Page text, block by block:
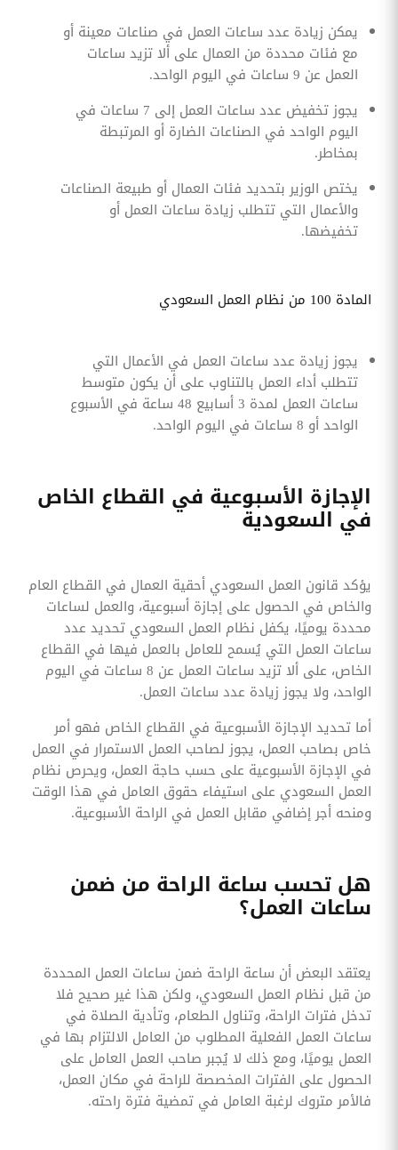
يمكن زيادة عدد ساعات العمل في صناعات معينة أو
مع فئات محددة من العمال على ألا تزيد ساعات
العمل عن 9 ساعات في اليوم الواحد.
يجوز تخفيض عدد ساعات العمل إلى 7 ساعات في
اليوم الواحد في الصناعات الضارة أو المرتبطة
بمخاطر.
يختص الوزير بتحديد فئات العمال أو طبيعة الصناعات
والأعمال التي تتطلب زيادة ساعات العمل أو
تخفيضها.
المادة 100 من نظام العمل السعودي
يجوز زيادة عدد ساعات العمل في الأعمال التي
تتطلب أداء العمل بالتناوب على أن يكون متوسط
ساعات العمل لمدة 3 أسابيع 48 ساعة في الأسبوع
الواحد أو 8 ساعات في اليوم الواحد.
الإجازة الأسبوعية في القطاع الخاص
في السعودية
يؤكد قانون العمل السعودي أحقية العمال في القطاع العام
والخاص في الحصول على إجازة أسبوعية، والعمل لساعات
محددة يوميًا، يكفل نظام العمل السعودي تحديد عدد
ساعات العمل التي يُسمح للعامل بالعمل فيها في القطاع
الخاص، على ألا تزيد ساعات العمل عن 8 ساعات في اليوم
الواحد، ولا يجوز زيادة عدد ساعات العمل.
أما تحديد الإجازة الأسبوعية في القطاع الخاص فهو أمر
خاص بصاحب العمل، يجوز لصاحب العمل الاستمرار في العمل
في الإجازة الأسبوعية على حسب حاجة العمل، ويحرص نظام
العمل السعودي على استيفاء حقوق العامل في هذا الوقت
ومنحه أجر إضافي مقابل العمل في الراحة الأسبوعية.
هل تحسب ساعة الراحة من ضمن
ساعات العمل؟
يعتقد البعض أن ساعة الراحة ضمن ساعات العمل المحددة
من قبل نظام العمل السعودي، ولكن هذا غير صحيح فلا
تدخل فترات الراحة، وتناول الطعام، وتأدية الصلاة في
ساعات العمل الفعلية المطلوب من العامل الالتزام بها في
العمل يوميًا، ومع ذلك لا يُجبر صاحب العمل العامل على
الحصول على الفترات المخصصة للراحة في مكان العمل،
فالأمر متروك لرغبة العامل في تمضية فترة راحته.